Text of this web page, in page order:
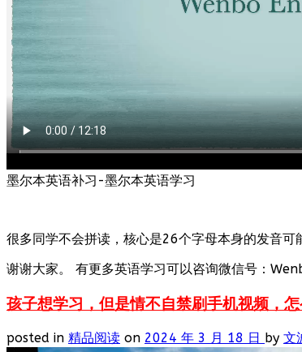
墨尔本英语补习-墨尔本英语学习
很多同学不会拼读，核心是26个字母本身的发音可
谢谢大家。 有更多英语学习可以咨询微信号：
孩子想学习，但是情不自禁刷手机视频，怎
posted in 精品阅读 on 2024 年 3 月 18 日 by 文